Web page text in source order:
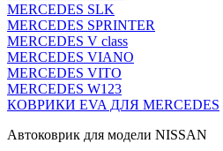
MERCEDES SLK
MERCEDES SPRINTER
MERCEDES V class
MERCEDES VIANO
MERCEDES VITO
MERCEDES W123
КОВРИКИ EVA ДЛЯ MERCEDES
Автоковрик для модели NISSAN